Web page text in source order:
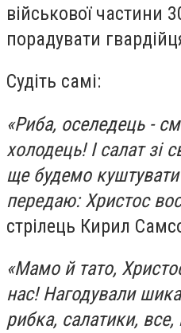
військової частини
порадувати
Судіть самі:
«Риба, оселедець -
холодець! І салат зі
ще будемо
передаю: Христос
стрілець Кирил
«Мамо й тато,
нас! Нагодували
рибка, салатики,